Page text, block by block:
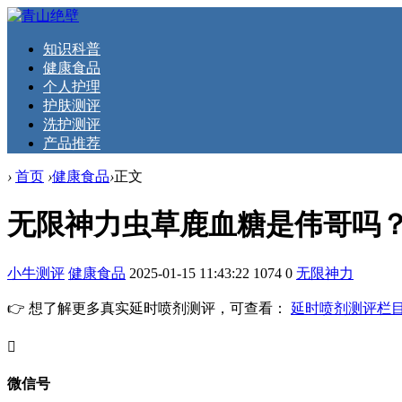
知识科普
健康食品
个人护理
护肤测评
洗护测评
产品推荐
› 首页 ›健康食品›正文
无限神力虫草鹿血糖是伟哥吗
小牛测评 健康食品 2025-01-15 11:43:22 1074 0 无限神力
👉 想了解更多真实延时喷剂测评，可查看： 延时喷剂测评栏
󦘖
微信号